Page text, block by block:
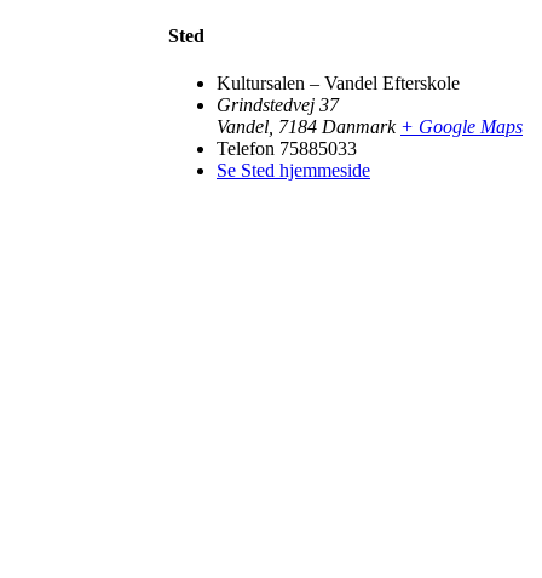
Sted
Kultursalen – Vandel Efterskole
Grindstedvej 37
Vandel 7184 Danmark + Google Maps
Telefon 75885033
Se Sted hjemmeside